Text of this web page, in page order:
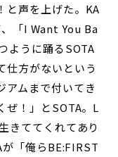
声を上げた。KA
「I Want You Ba
ように踊るSOTA
仕方がないという
アムまで付いてき
！」とSOTA。L
きててくれてあり
「俺らBE:FIRST